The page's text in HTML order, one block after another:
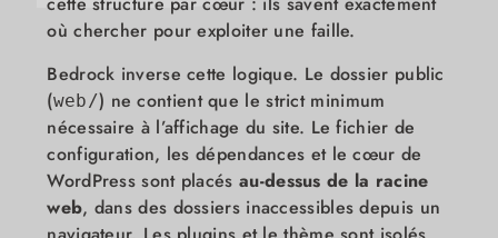
où chercher pour exploiter une faille.
Bedrock inverse cette logique. Le dossier public
(web/) ne contient que le strict minimum
nécessaire à l’affichage du site. Le fichier de
configuration, les dépendances et le cœur de
WordPress sont placés au-dessus de la racine
web, dans des dossiers inaccessibles depuis un